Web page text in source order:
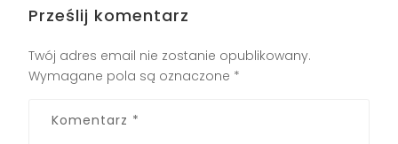
Prześlij komentarz
Twój adres email nie zostanie opublikowany.
Wymagane pola są oznaczone *